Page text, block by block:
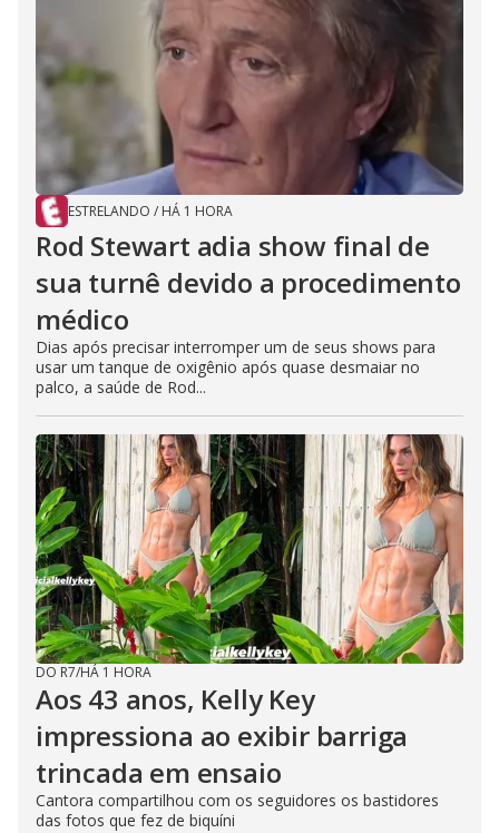
ESTRELANDO / HÁ 1 HORA
Rod Stewart adia show final de
sua turnê devido a procedimento
médico
Dias após precisar interromper um de seus shows para
usar um tanque de oxigênio após quase desmaiar no
palco, a saúde de Rod...
DO R7/HÁ 1 HORA
Aos 43 anos, Kelly Key
impressiona ao exibir barriga
trincada em ensaio
Cantora compartilhou com os seguidores os bastidores
das fotos que fez de biquíni